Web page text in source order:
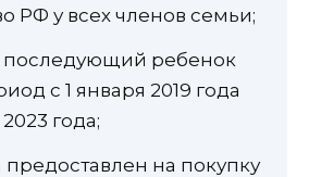
РФ у всех членов семьи;
последующий ребенок
с 1 января 2019 года
года;
на покупку